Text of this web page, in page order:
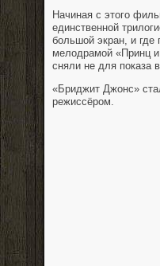
Начиная с этого
единственной
большой экран, и где
мелодрамой «Принц
сняли не для показа
«Бриджит Джонс»
режиссёром.